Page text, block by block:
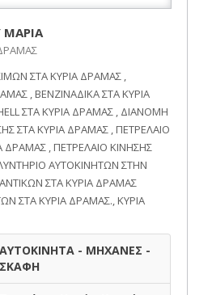
ΜΑΡΙΑ
ΣΤΑ ΚΥΡΙΑ ΔΡΑΜΑΣ ,
, ΒΕΝΖΙΝΑΔΙΚΑ ΣΤΑ ΚΥΡΙΑ
ΣΤΑ ΚΥΡΙΑ ΔΡΑΜΑΣ , ΔΙΑΝΟΜΗ
ΣΤΑ ΚΥΡΙΑ ΔΡΑΜΑΣ , ΠΕΤΡΕΛΑΙΟ
ΔΡΑΜΑΣ , ΠΕΤΡΕΛΑΙΟ ΚΙΝΗΣΗΣ
ΑΥΤΟΚΙΝΗΤΩΝ ΣΤΗΝ
ΣΤΑ ΚΥΡΙΑ ΔΡΑΜΑΣ
ΣΤΑ ΚΥΡΙΑ ΔΡΑΜΑΣ., ΚΥΡΙΑ
ΑΥΤΟΚΙΝΗΤΑ - ΜΗΧΑΝΕΣ -
ΣΚΑΦΗ